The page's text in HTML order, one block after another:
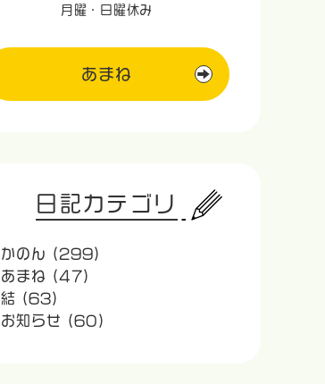
月曜・日曜休み
あまね
日記カテゴリ
かのん
(299)
あまね
(47)
結 (63)
お知らせ
(60)